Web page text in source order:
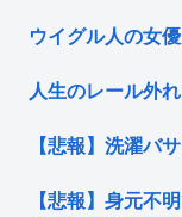
ウイグル人の女
人生のレール外
【悲報】洗濯バ
【悲報】身元不